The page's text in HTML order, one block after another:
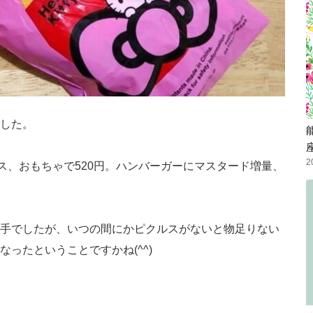
た。
おもちゃで520円。ハンバーガーにマスタード増量、
でしたが、いつの間にかピクルスがないと物足りない
ったということですかね(^^)